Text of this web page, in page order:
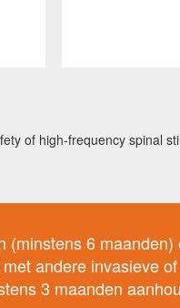
of high-frequency spinal
6
andere invasieve
3 maanden